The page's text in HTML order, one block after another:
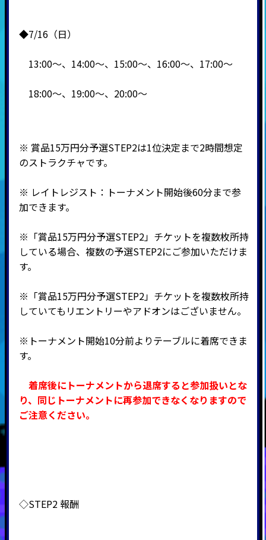
◆7/16（日）
13:00～、14:00～、15:00～、16:00～、17:00～
18:00～、19:00～、20:00～
※ 賞品15万円分予選STEP2は1位決定まで2時間想定
のストラクチャです。
※ レイトレジスト：トーナメント開始後60分まで参
加できます。
※「賞品15万円分予選STEP2」チケットを複数枚所持
している場合、複数の予選STEP2にご参加いただけま
す。
※「賞品15万円分予選STEP2」チケットを複数枚所持
していてもリエントリーやアドオンはございません。
※トーナメント開始10分前よりテーブルに着席できま
す。
着席後にトーナメントから退席すると参加扱いとな
り、同じトーナメントに再参加できなくなりますので
ご注意ください。
◇STEP2 報酬